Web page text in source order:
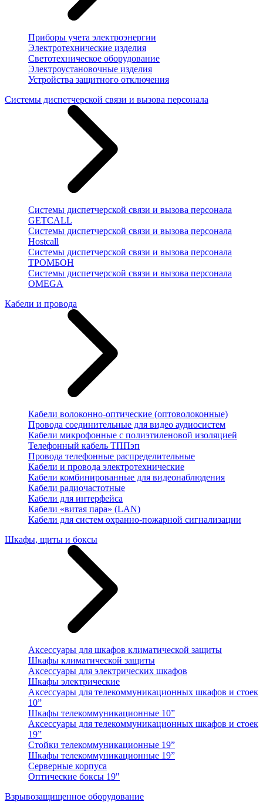
Приборы учета электроэнергии
Электротехнические изделия
Светотехническое оборудование
Электроустановочные изделия
Устройства защитного отключения
Системы диспетчерской связи и вызова персонала
Системы диспетчерской связи и вызова персонала
GETCALL
Системы диспетчерской связи и вызова персонала
Hostcall
Системы диспетчерской связи и вызова персонала
ТРОМБОН
Системы диспетчерской связи и вызова персонала
OMEGA
Кабели и провода
Кабели волоконно-оптические (оптоволоконные)
Провода соединительные для видео аудиосистем
Кабели микрофонные с полиэтиленовой изоляцией
Телефонный кабель ТППэп
Провода телефонные распределительные
Кабели и провода электротехнические
Кабели комбинированные для видеонаблюдения
Кабели радиочастотные
Кабели для интерфейса
Кабели «витая пара» (LAN)
Кабели для систем охранно-пожарной сигнализации
Шкафы, щиты и боксы
Аксессуары для шкафов климатической защиты
Шкафы климатической защиты
Аксессуары для электрических шкафов
Шкафы электрические
Аксессуары для телекоммуникационных шкафов и стоек
10”
Шкафы телекоммуникационные 10”
Аксессуары для телекоммуникационных шкафов и стоек
19”
Стойки телекоммуникационные 19”
Шкафы телекоммуникационные 19”
Серверные корпуса
Оптические боксы 19"
Взрывозащищенное оборудование